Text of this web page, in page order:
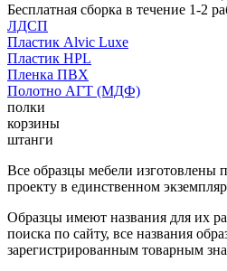
Бесплатная сборка в течение 1-2
ЛДСП
Пластик Alvic Luxe
Пластик HPL
Пленка ПВХ
Полотно АГТ (МДФ)
полки
корзины
штанги
Все образцы мебели изготовлены
проекту в единственном
Образцы имеют названия для их
поиска по сайту, все названия
зарегистрированным товарным